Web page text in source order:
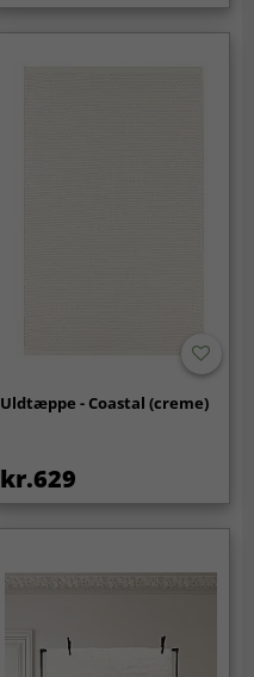
Uldtæppe - Coastal (creme)
kr.629